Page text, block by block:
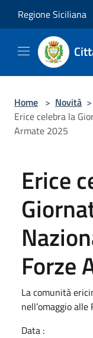
Regione Siciliana
Home > Novità >
Erice celebra la
Armate 2025
Erice
Forze
La comunità
nell’omaggio
Data :